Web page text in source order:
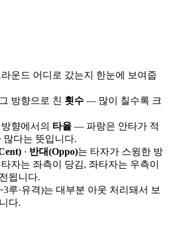
운드 어디로 갔는지 한눈에 보여줍
방향으로 친 횟수 — 많이 칠수록 크
향에서의 타율 — 파랑은 안타가 적
많다는 뜻입니다.
· 반대(Oppo)는 타자가 스윙한 방
자는 좌측이 당김, 좌타자는 우측이
됩니다.
루·유격)는 대부분 아웃 처리돼서 보
다.